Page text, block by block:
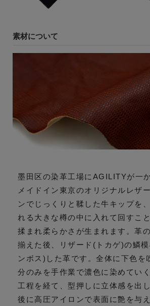
素材について
墨田区の染革工場にAGILITYが一
メイドイン東京のオリジナルレザ
ンでじっくりと鞣した牛キップを
れる大きな樽の中に入れて回すこ
揉まれ柔らかさが生まれます。革
揃えた後、リザード(トカゲ)の鱗
ンボス)した革です。全体に下色を
分のみを手作業で濃色に染めてい
工程を経て、型押しに立体感を出
後に高圧アイロンで表面に艶を与